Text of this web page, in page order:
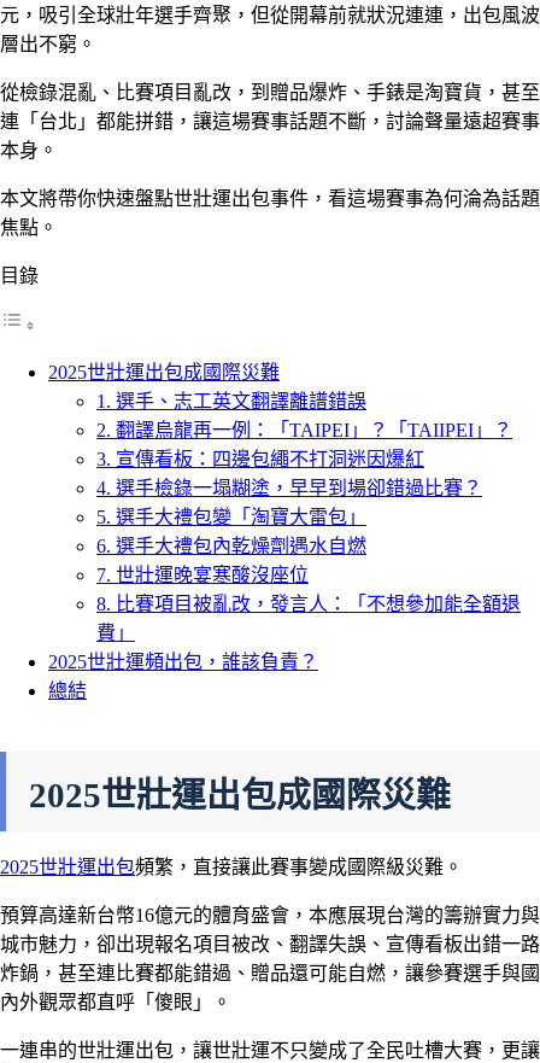
元，吸引全球壯年選手齊聚，但從開幕前就狀況連連，出包風波
層出不窮。
從檢錄混亂、比賽項目亂改，到贈品爆炸、手錶是淘寶貨，甚至
連「台北」都能拼錯，讓這場賽事話題不斷，討論聲量遠超賽事
本身。
本文將帶你快速盤點世壯運出包事件，看這場賽事為何淪為話題
焦點。
目錄
2025世壯運出包成國際災難
1. 選手、志工英文翻譯離譜錯誤
2. 翻譯烏龍再一例：「TAIPEI」？「TAIIPEI」？
3. 宣傳看板：四邊包繩不打洞迷因爆紅
4. 選手檢錄一塌糊塗，早早到場卻錯過比賽？
5. 選手大禮包變「淘寶大雷包」
6. 選手大禮包內乾燥劑遇水自燃
7. 世壯運晚宴寒酸沒座位
8. 比賽項目被亂改，發言人：「不想參加能全額退
費」
2025世壯運頻出包，誰該負責？
總結
2025世壯運出包成國際災難
2025世壯運出包頻繁，直接讓此賽事變成國際級災難。
預算高達新台幣16億元的體育盛會，本應展現台灣的籌辦實力與
城市魅力，卻出現報名項目被改、翻譯失誤、宣傳看板出錯一路
炸鍋，甚至連比賽都能錯過、贈品還可能自燃，讓參賽選手與國
內外觀眾都直呼「傻眼」。
一連串的世壯運出包，讓世壯運不只變成了全民吐槽大賽，更讓